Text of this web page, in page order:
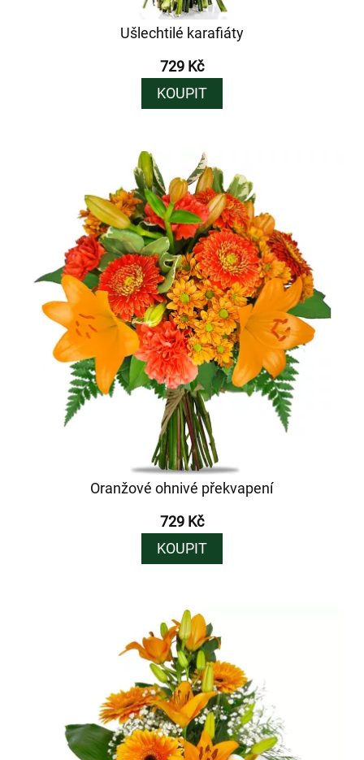
Ušlechtilé karafiáty
729 Kč
KOUPIT
Oranžové ohnivé překvapení
729 Kč
KOUPIT